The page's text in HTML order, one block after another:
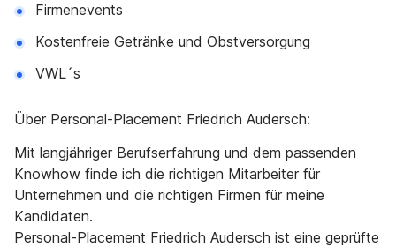
Firmenevents
Kostenfreie Getränke und Obstversorgung
VWL´s
Über Personal-Placement Friedrich Audersch:
Mit langjähriger Berufserfahrung und dem passenden
Knowhow finde ich die richtigen Mitarbeiter für
Unternehmen und die richtigen Firmen für meine
Kandidaten.
Personal-Placement Friedrich Audersch ist eine geprüfte